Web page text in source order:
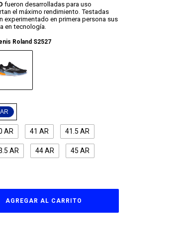
fueron desarrolladas para uso
el máximo rendimiento. Testadas
experimentado en primera persona sus
en tecnología.
Roland S2527
AR
AR 41 AR 41.5 AR
AR 44 AR 45 AR